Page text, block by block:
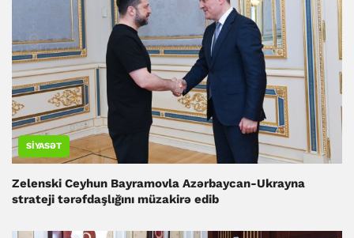
SIYASƏT
Zelenski Ceyhun Bayramovla Azərbaycan-Ukrayna
strateji tərəfdaşlığını müzakirə edib